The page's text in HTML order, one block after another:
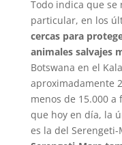
Todo indica que se
particular, en los
cercas para
animales salvajes
Botswana en el
aproximadamente
menos de 15.000 a
que hoy en día, la
es la del Serengeti-